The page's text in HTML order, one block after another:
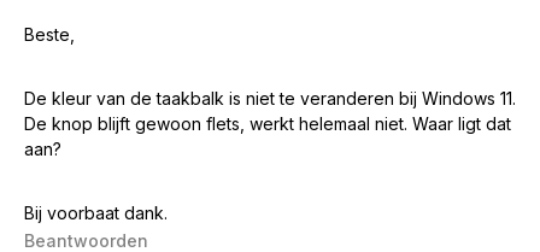
Beste,
De kleur van de taakbalk is niet te veranderen bij Windows 11.
De knop blijft gewoon flets, werkt helemaal niet. Waar ligt dat
aan?
Bij voorbaat dank.
Beantwoorden